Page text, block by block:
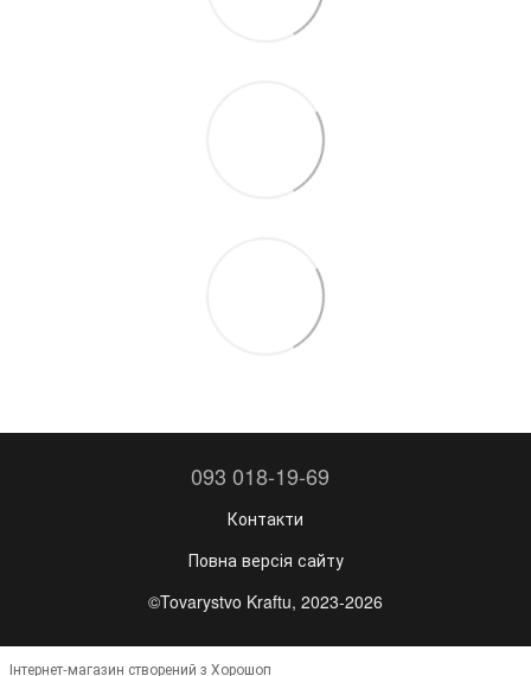
093 018-19-69
Контакти
Повна версія сайту
©Tovarystvo Kraftu, 2023-2026
Інтернет-магазин створений з Хорошоп